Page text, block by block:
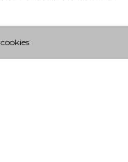
cookies